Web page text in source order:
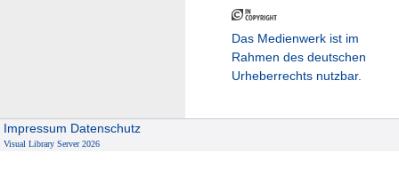
Das Medienwerk ist im
Rahmen des deutschen
Urheberrechts nutzbar.
Impressum Datenschutz
Visual Library Server 2026